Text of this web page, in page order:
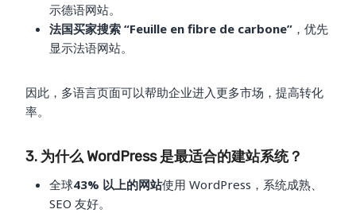
示德语网站。
法国买家搜索 “Feuille en fibre de carbone” ，优先
显示法语网站。
因此，多语言页面可以帮助企业进入更多市场，提高转化
率。
3. 为什么 WordPress 是最适合的建站系统？
全球43% 以上的网站使用 WordPress，系统成熟、
SEO 友好。